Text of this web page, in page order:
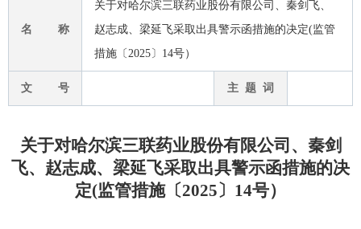
名 称
关于对哈尔滨三联药业股份有限公司、秦剑飞、
赵志成、梁延飞采取出具警示函措施的决定(监管
措施〔2025〕14号）
文 号 主 题 词
关于对哈尔滨三联药业股份有限公司、秦剑
飞、赵志成、梁延飞采取出具警示函措施的决
定(监管措施〔2025〕14号）